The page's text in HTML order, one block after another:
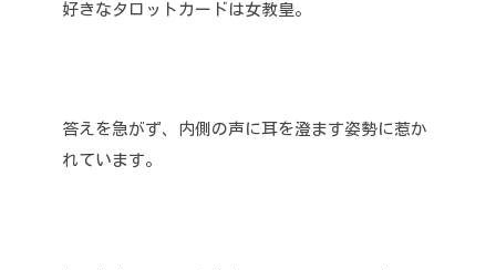
好きなタロットカードは女教皇。
答えを急がず、内側の声に耳を澄ます姿勢に惹か
れています。